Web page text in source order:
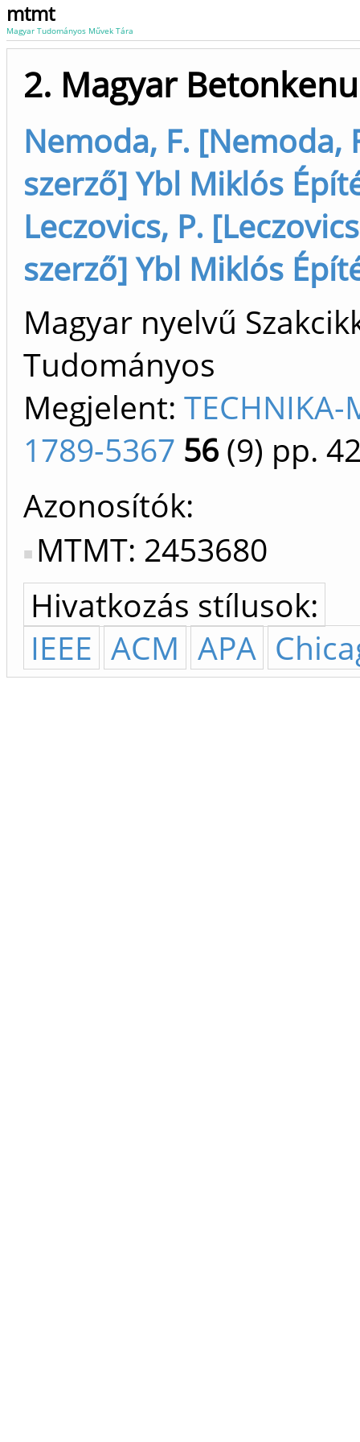
mtmt
Magyar Tudományos Művek Tára
2. Magyar
Nemoda, F. [Nemoda,
szerző] Ybl Miklós
Leczovics, P.
szerző] Ybl Miklós
Magyar nyelvű
Tudományos
Megjelent: TECHNIKA-
1789-5367 56 (9) pp.
Azonosítók
MTMT: 2453680
Hivatkozás stílusok:
IEEE ACM APA